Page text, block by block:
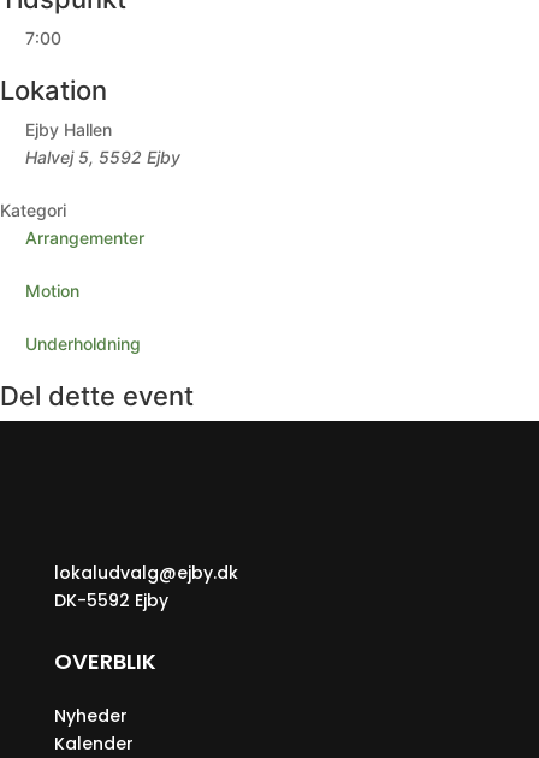
7:00
Lokation
Ejby Hallen
Halvej 5, 5592 Ejby
Kategori
Arrangementer
Motion
Underholdning
Del dette event
lokaludvalg@ejby.dk
DK-5592 Ejby
OVERBLIK
Nyheder
Kalender